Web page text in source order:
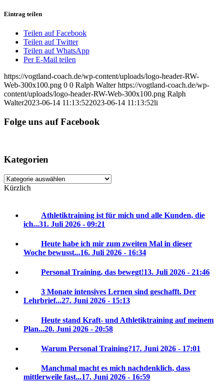
Eintrag teilen
Teilen auf Facebook
Teilen auf Twitter
Teilen auf WhatsApp
Per E-Mail teilen
https://vogtland-coach.de/wp-content/uploads/logo-header-RW-
Web-300x100.png 0 0 Ralph Walter https://vogtland-coach.de/wp-
content/uploads/logo-header-RW-Web-300x100.png Ralph
Walter2023-06-14 11:13:522023-06-14 11:13:52li
Folge uns auf Facebook
Kategorien
Kategorien
Kürzlich
Athletiktraining ist für mich und alle Kunden, die
ich...31. Juli 2026 - 09:21
Heute habe ich mir zum zweiten Mal in dieser
Woche bewusst...16. Juli 2026 - 16:34
Personal Training, das bewegt!13. Juli 2026 - 21:46
3 Monate intensives Lernen sind geschafft. Der
Lehrbrief...27. Juni 2026 - 15:13
Heute stand Kraft- und Athletiktraining auf meinem
Plan...20. Juni 2026 - 20:58
Warum Personal Training?17. Juni 2026 - 17:01
Manchmal macht es mich nachdenklich, dass
mittlerweile fast...17. Juni 2026 - 16:59